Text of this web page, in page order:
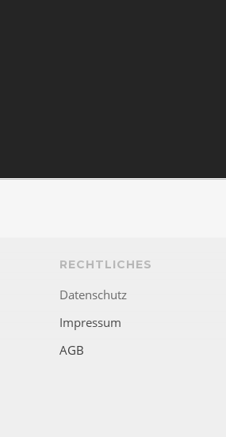
RECHTLICHES
Datenschutz
Impressum
AGB